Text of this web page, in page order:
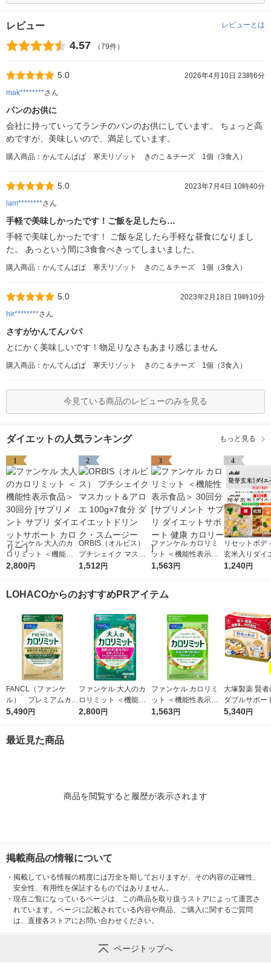
レビュー レビューとは
4.57 （79件）
5.0
2026年4月10日 23時6分
mak********さん
パンのお供に
会社に持っていってランチのパンのお供にしています。 ちょっと高
めですが、美味しいので、満足しています。
購入商品：かんてんぱぱ 寒天リゾット きのこ＆チーズ 1個（3食入）
5.0
2023年7月4日 10時40分
lam********さん
手軽で美味しかったです！ご飯を足したら…
手軽で美味しかったです！ ご飯を足したら手軽な昼食になりまし
た。 あっという間に3食食べきってしまいました。
購入商品：かんてんぱぱ 寒天リゾット きのこ＆チーズ 1個（3食入）
5.0
2023年2月18日 19時10分
hir********さん
さすがかんてんパパ
とにかく美味しいです！物足りなさもあまり感じません
購入商品：かんてんぱぱ 寒天リゾット きのこ＆チーズ 1個（3食入）
今見ている商品のレビューのみを見る
ダイエットの人気ランキング もっと見る
1
ファンケル 大人のカ
ロリミット ＜機能性
表示食品＞ 30回分 [サ
ロリー ]
2,800円
2
ORBIS（オルビス）
プチシェイク マスカ
ット＆アロエ 100g×7
1,512円
3
ファンケル カロリミ
ット ＜機能性表示食
品＞ 30回分 [サプリメ
リー ]
1,563円
4
リセットボ
玄米入りダイ
ア雑炊 5食
1,240円
LOHACOからのおすすめPRアイテム
FANCL（ファンケ
ル） プレミアムカロ
リミット 30日分 1袋
5,490円
ファンケル 大人のカ
ロリミット ＜機能性
表示食品＞ 30回分 [サ
2,800円
ファンケル カロリミ
ット ＜機能性表示食
品＞ 30回分 [サプリメ
1,563円
大塚製薬 賢
ダブルサポー
0包入 1セッ
5,340円
最近見た商品
商品を閲覧すると履歴が表示されます
掲載商品の情報について
・ 掲載している情報の精度には万全を期しておりますが、その内容の正確性、
安全性、有用性を保証するものではありません。
・ 現在ご覧になっているページは、この商品を取り扱うストアによって運営さ
れています。ページに記載されている内容や商品、ご購入に関するご質問
は、直接各ストアにお問い合わせください。
ページトップへ